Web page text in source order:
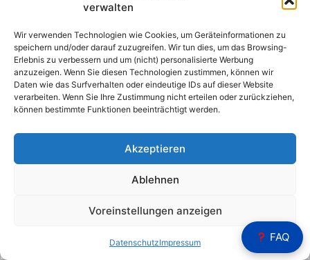
verwalten
Wir verwenden Technologien wie Cookies, um Geräteinformationen zu
speichern und/oder darauf zuzugreifen. Wir tun dies, um das Browsing-
Erlebnis zu verbessern und um (nicht) personalisierte Werbung
anzuzeigen. Wenn Sie diesen Technologien zustimmen, können wir
Daten wie das Surfverhalten oder eindeutige IDs auf dieser Website
verarbeiten. Wenn Sie Ihre Zustimmung nicht erteilen oder zurückziehen,
können bestimmte Funktionen beeinträchtigt werden.
Akzeptieren
Ablehnen
Voreinstellungen anzeigen
DatenschutzImpressum
07147 270 3349
Email:
sekretariat(at)gleis4-seminarzentrum.com
Adresse:
Bahnhofstraße 21, 74343 Sachsenheim
FAQ
for: